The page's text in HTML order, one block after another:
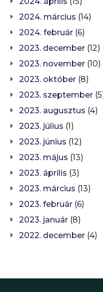
2024. március (14)
2024. február (6)
2023. december (12)
2023. november (10)
2023. október (8)
2023. szeptember
2023. augusztus (4)
2023. július (1)
2023. június (12)
2023. május (13)
2023. április (3)
2023. március (13)
2023. február (6)
2023. január (8)
2022. december (4)